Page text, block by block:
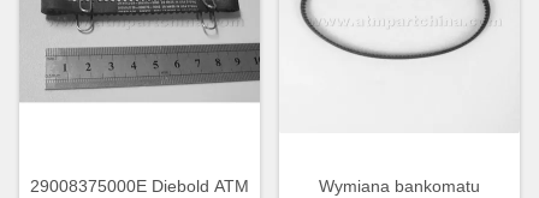
29008375000E Diebold ATM
Wymiana bankomatu